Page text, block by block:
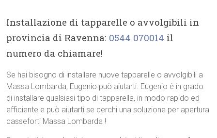
Installazione di tapparelle o avvolgibili in
provincia di Ravenna: 0544 070014 il
numero da chiamare!
Se hai bisogno di installare nuove tapparelle o avvolgibili a
Massa Lombarda, Eugenio può aiutarti. Eugenio è in grado
di installare qualsiasi tipo di tapparella, in modo rapido ed
efficiente e può aiutarti se cerchi una soluzione per apertura
casseforti Massa Lombarda !